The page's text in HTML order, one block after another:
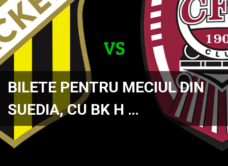
BILETE PENTRU MECIUL DIN
SUEDIA, CU BK H …